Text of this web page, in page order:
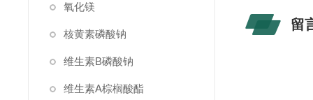
氧化镁
核黄素磷酸钠
维生素B磷酸钠
维生素A棕榈酸酯
留